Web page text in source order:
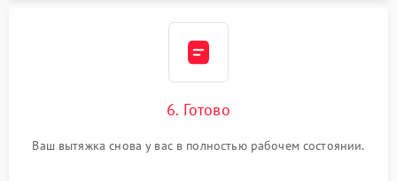
6. Готово
Ваш вытяжка снова у вас в полностью рабочем состоянии.